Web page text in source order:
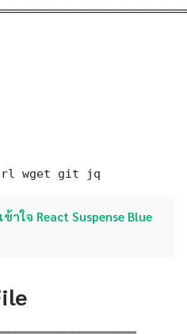
wget git jq
าใจ React Suspense Blue